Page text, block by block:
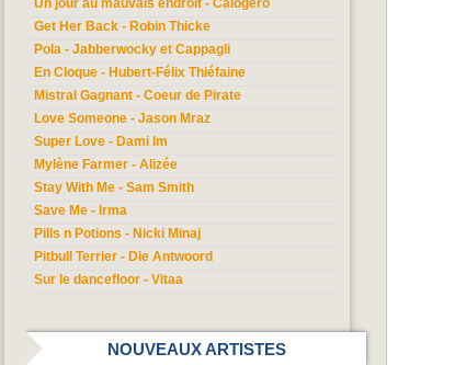
Un jour au mauvais endroit - Calogero
Get Her Back - Robin Thicke
Pola - Jabberwocky et Cappagli
En Cloque - Hubert-Félix Thiéfaine
Mistral Gagnant - Coeur de Pirate
Love Someone - Jason Mraz
Super Love - Dami Im
Mylène Farmer - Alizée
Stay With Me - Sam Smith
Save Me - Irma
Pills n Potions - Nicki Minaj
Pitbull Terrier - Die Antwoord
Sur le dancefloor - Vitaa
NOUVEAUX ARTISTES